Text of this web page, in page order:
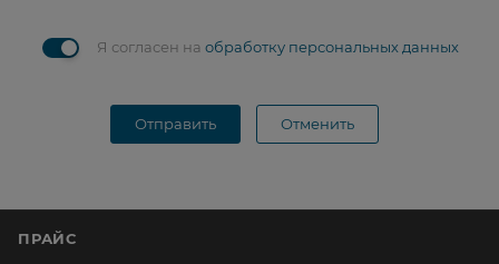
Я согласен на обработку персональных данных
Отправить Отменить
ПРАЙС